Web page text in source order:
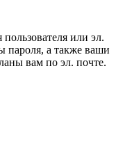
или эл.
пароля, а также ваши
вам по эл. почте.